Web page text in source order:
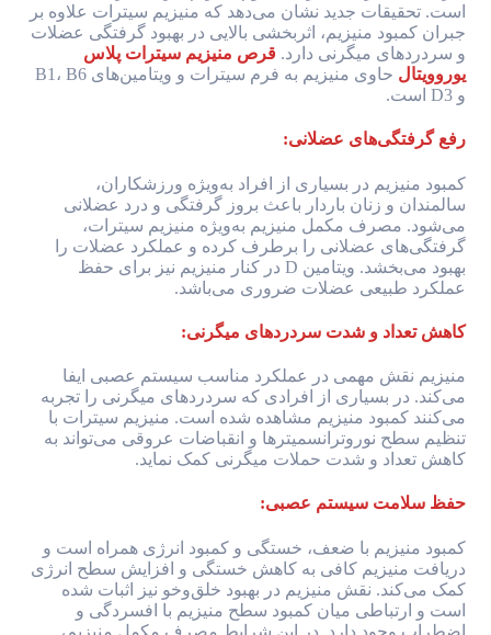
است. تحقیقات جدید نشان می‌دهد که منیزیم سیترات علاوه بر
جبران کمبود منیزیم، اثربخشی بالایی در بهبود گرفتگی عضلات
و سردردهای میگرنی دارد. قرص منیزیم سیترات پلاس
یوروویتال
حاوی منیزیم به فرم سیترات و ویتامین‌های B1، B6
و D3 است.
رفع گرفتگی‌های عضلانی:
کمبود منیزیم در بسیاری از افراد به‌ویژه ورزشکاران،
سالمندان و زنان باردار باعث بروز گرفتگی و درد عضلانی
می‌شود. مصرف مکمل منیزیم به‌ویژه منیزیم سیترات،
گرفتگی‌های عضلانی را برطرف کرده و عملکرد عضلات را
بهبود می‌بخشد. ویتامین D در کنار منیزیم نیز برای حفظ
عملکرد طبیعی عضلات ضروری می‌باشد.
کاهش تعداد و شدت سردردهای میگرنی:
منیزیم نقش مهمی در عملکرد مناسب سیستم عصبی ایفا
می‌کند. در بسیاری از افرادی که سردردهای میگرنی را تجربه
می‌کنند کمبود منیزیم مشاهده شده است. منیزیم سیترات با
تنظیم سطح نوروترانسمیترها و انقباضات عروقی می‌تواند به
کاهش تعداد و شدت حملات میگرنی کمک نماید.
حفظ سلامت سیستم عصبی:
کمبود منیزیم با ضعف، خستگی و کمبود انرژی همراه است و
دریافت منیزیم کافی به کاهش خستگی و افزایش سطح انرژی
کمک می‌کند. نقش منیزیم در بهبود خلق‌وخو نیز اثبات شده
است و ارتباطی میان کمبود سطح منیزیم با افسردگی و
اضطراب وجود دارد. در این شرایط مصرف مکمل منیزیم،